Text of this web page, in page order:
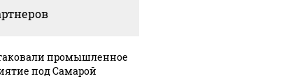
промышленное
под Самарой